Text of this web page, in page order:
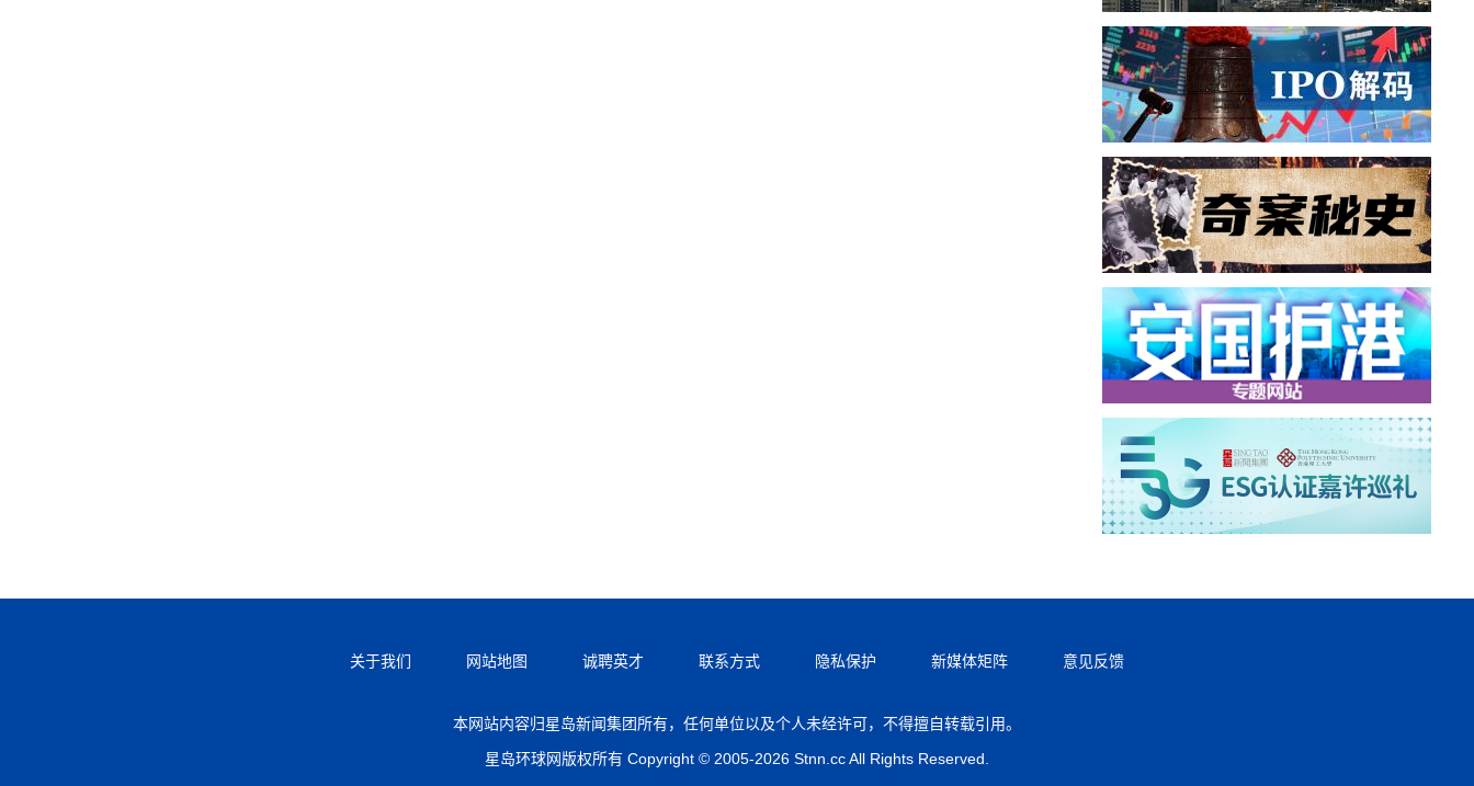
关于我们 网站地图 诚聘英才 联系方式 隐私保护 新媒体矩阵 意见反馈
本网站内容归星岛新闻集团所有，任何单位以及个人未经许可，不得擅自转载引用。
星岛环球网版权所有 Copyright © 2005-2026 Stnn.cc All Rights Reserved.